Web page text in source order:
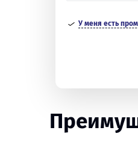
У меня есть